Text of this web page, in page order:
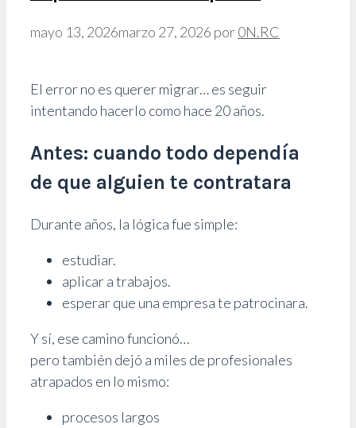
mayo 13, 2026marzo 27, 2026 por0N.RC
El error no es querer migrar… es seguir
intentando hacerlo como hace 20 años.
Antes: cuando todo dependía
de que alguien te contratara
Durante años, la lógica fue simple:
estudiar.
aplicar a trabajos.
esperar que una empresa te patrocinara.
Y sí, ese camino funcionó…
pero también dejó a miles de profesionales
atrapados en lo mismo:
procesos largos